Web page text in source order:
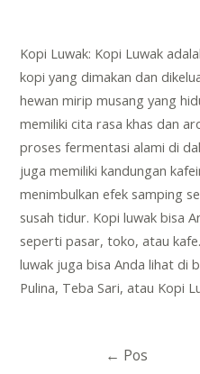
Kopi Luwak: Kopi Luwak
kopi yang dimakan dan
hewan mirip musang yang
memiliki cita rasa khas dan
proses fermentasi alami di
juga memiliki kandungan
menimbulkan efek samping
susah tidur. Kopi luwak bisa
seperti pasar, toko, atau
luwak juga bisa Anda lihat di
Pulina, Teba Sari, atau Kopi
← Pos